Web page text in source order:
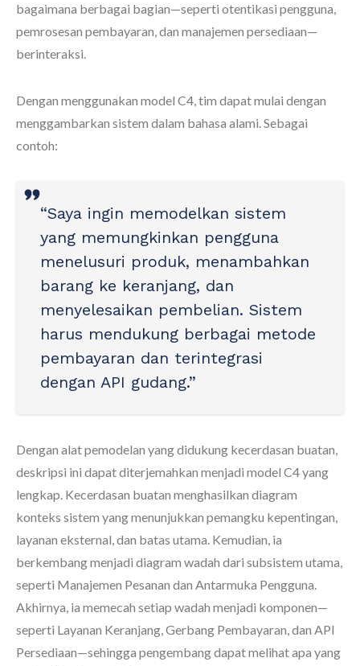
bagaimana berbagai bagian—seperti otentikasi pengguna,
pemrosesan pembayaran, dan manajemen persediaan—
berinteraksi.
Dengan menggunakan model C4, tim dapat mulai dengan
menggambarkan sistem dalam bahasa alami. Sebagai
contoh:
“Saya ingin memodelkan sistem
yang memungkinkan pengguna
menelusuri produk, menambahkan
barang ke keranjang, dan
menyelesaikan pembelian. Sistem
harus mendukung berbagai metode
pembayaran dan terintegrasi
dengan API gudang.”
Dengan alat pemodelan yang didukung kecerdasan buatan,
deskripsi ini dapat diterjemahkan menjadi model C4 yang
lengkap. Kecerdasan buatan menghasilkan diagram
konteks sistem yang menunjukkan pemangku kepentingan,
layanan eksternal, dan batas utama. Kemudian, ia
berkembang menjadi diagram wadah dari subsistem utama,
seperti Manajemen Pesanan dan Antarmuka Pengguna.
Akhirnya, ia memecah setiap wadah menjadi komponen—
seperti Layanan Keranjang, Gerbang Pembayaran, dan API
Persediaan—sehingga pengembang dapat melihat apa yang